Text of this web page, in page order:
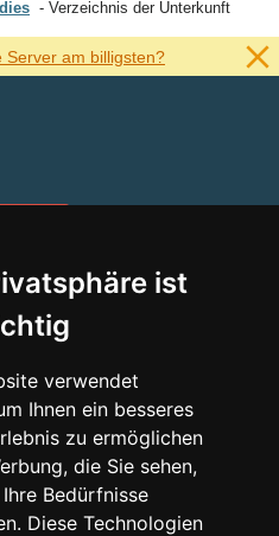
ist
verwendet
Ihnen ein besseres
zu ermöglichen
die Sie sehen,
Bedürfnisse
Diese Technologien
Verzeichnis der Unterkunft
Server am billigsten?
hinzu